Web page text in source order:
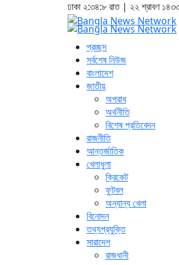
ঢাকা ২:৩৪:৯ রাত| ২২ শ্রাবণ
প্রচ্ছদ
সর্বশেষ নিউজ
বাংলাদেশ
জাতীয়
অপরাধ
অর্থনীতি
বিশেষ প্রতিবেদন
রাজনীতি
আন্তর্জাতিক
খেলাধুলা
ক্রিকেট
ফুটবল
অন্যান্য খেলা
বিনোদন
তথ্যপ্রযুক্তি
সারাদেশ
রাজধানী